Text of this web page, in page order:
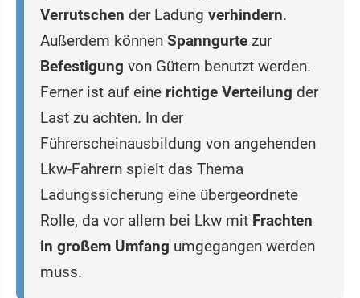
Verrutschen der Ladung verhindern.
Außerdem können Spanngurte zur
Befestigung von Gütern benutzt werden.
Ferner ist auf eine richtige Verteilung der
Last zu achten. In der
Führerscheinausbildung von angehenden
Lkw-Fahrern spielt das Thema
Ladungssicherung eine übergeordnete
Rolle, da vor allem bei Lkw mit Frachten
in großem Umfang umgegangen werden
muss.